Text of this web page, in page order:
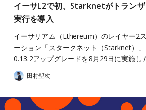
イーサL2で初、Starknetがトラン
実行を導入
イーサリアム（Ethereum）のレイヤー2
ーション「スタークネット（Starknet）
0.13.2アップグレードを8月29日に実施し
田村聖次